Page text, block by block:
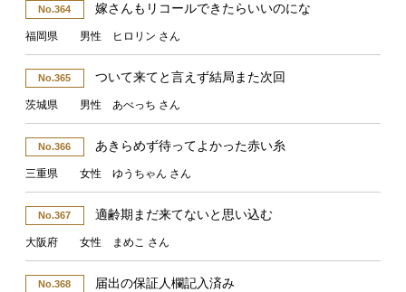
No.364 嫁さんもリコールできたらいいのにな
福岡県 男性 ヒロリン さん
No.365 ついて来てと言えず結局また次回
茨城県 男性 あべっち さん
No.366 あきらめず待ってよかった赤い糸
三重県 女性 ゆうちゃん さん
No.367 適齢期まだ来てないと思い込む
大阪府 女性 まめこ さん
No.368 届出の保証人欄記入済み